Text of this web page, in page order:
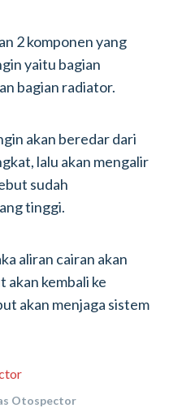
2 komponen yang
yaitu bagian
bagian radiator.
akan beredar dari
lalu akan mengalir
sudah
tinggi.
aliran cairan akan
kembali ke
akan menjaga sistem
Otospector